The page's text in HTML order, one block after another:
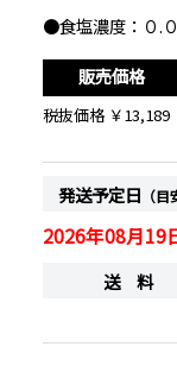
●食塩濃度：０.
販売価格
税抜価格 ￥13,189
発送予定日 （目
2026年08月19
送 料